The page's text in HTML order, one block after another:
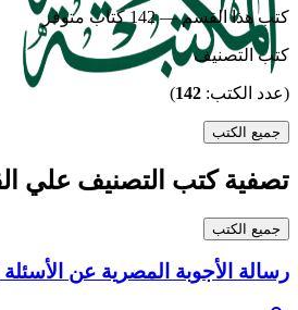
كتب هذا القسم — 142 كتاب متوفر
كتب التصنيف
(عدد الكتب: 142
)
جميع الكتب
تصفية كتب التصنيف علي
جميع الكتب
رسالة الأجوبة المصرية عن الأسئلة